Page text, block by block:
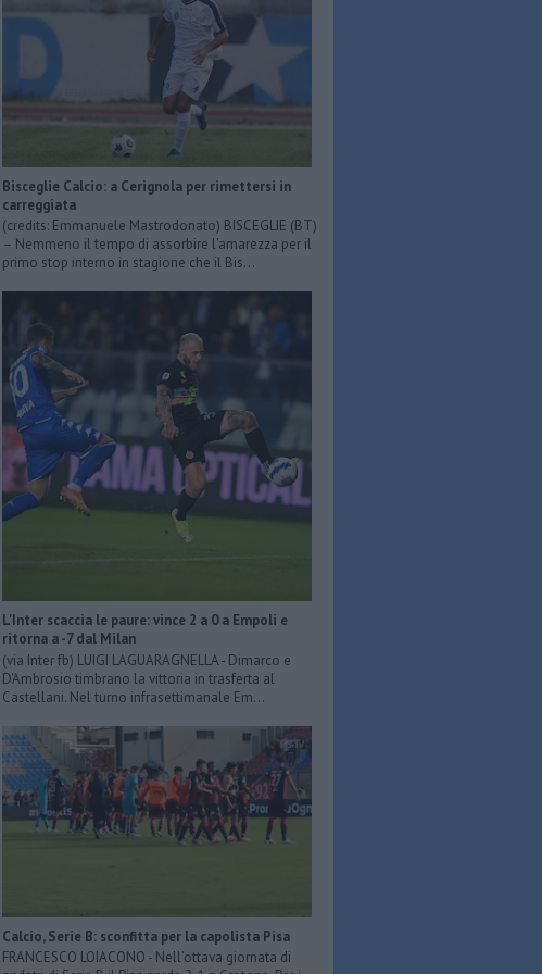
Bisceglie Calcio: a Cerignola per rimettersi in
carreggiata
(credits: Emmanuele Mastrodonato) BISCEGLIE (BT)
– Nemmeno il tempo di assorbire l’amarezza per il
primo stop interno in stagione che il Bis...
L'Inter scaccia le paure: vince 2 a 0 a Empoli e
ritorna a -7 dal Milan
(via Inter fb) LUIGI LAGUARAGNELLA - Dimarco e
D'Ambrosio timbrano la vittoria in trasferta al
Castellani. Nel turno infrasettimanale Em...
Calcio, Serie B: sconfitta per la capolista Pisa
FRANCESCO LOIACONO - Nell’ottava giornata di